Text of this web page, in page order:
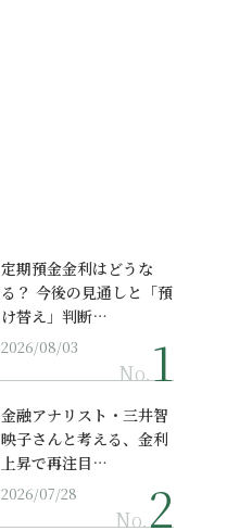
定期預金金利はどうな
る？ 今後の見通しと「預
け替え」判断…
2026/08/03
No.
金融アナリスト・三井智
映子さんと考える、金利
上昇で再注目…
2026/07/28
No.